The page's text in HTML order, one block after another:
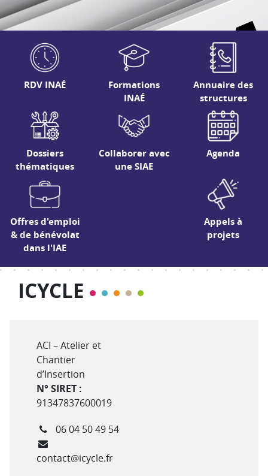
RDV INAÉ
Formations
INAÉ
Annuaire des
structures
Dossiers
thématiques
Collaborer avec
une SIAE
Agenda
Offres d'emploi
& de bénévolat
dans l'IAE
Appels à
projets
ICYCLE
Type de structure
ACI – Atelier et
Chantier
d’Insertion
N° SIRET :
91347837600019
Téléphone
06 04 50 49 54
Courriel
contact@icycle.fr